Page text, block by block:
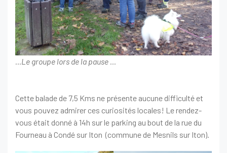
…Le groupe lors de la pause …
Cette balade de 7,5 Kms ne présente aucune difficulté et
vous pouvez admirer ces curiosités locales! Le rendez-
vous était donné à 14h sur le parking au bout de la rue du
Fourneau à Condé sur Iton (commune de Mesnils sur Iton).